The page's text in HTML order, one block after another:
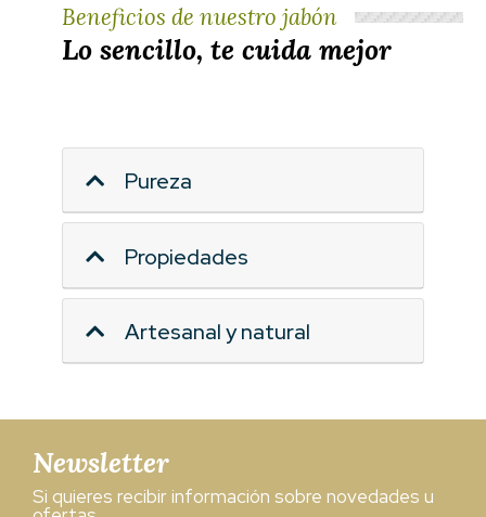
Beneficios de nuestro jabón
Lo sencillo, te cuida mejor
Pureza
Propiedades
Artesanal y natural
Newsletter
Si quieres recibir información sobre novedades u